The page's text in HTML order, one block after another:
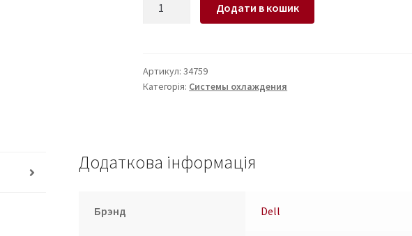
INSPIRON
15R
/
MF60120V1-
Додати в кошик
Артикул:34759
Категорія: Системы охлаждения
Додаткова інформація
Брэнд Dell